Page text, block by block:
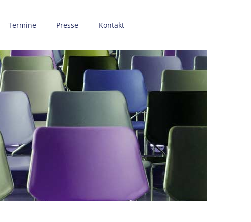
Termine Presse Kontakt